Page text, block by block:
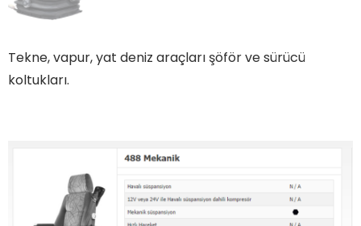
Tekne, vapur, yat deniz araçları şöför ve sürücü
koltukları.